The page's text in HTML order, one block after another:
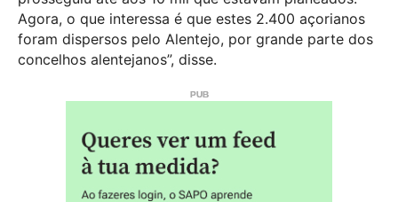
Agora, o que interessa é que estes 2.400 açorianos
foram dispersos pelo Alentejo, por grande parte dos
concelhos alentejanos”, disse.